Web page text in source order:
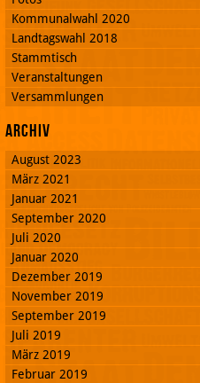
Kommunalwahl 2020
Landtagswahl 2018
Stammtisch
Veranstaltungen
Versammlungen
Archiv
August 2023
März 2021
Januar 2021
September 2020
Juli 2020
Januar 2020
Dezember 2019
November 2019
September 2019
Juli 2019
März 2019
Februar 2019